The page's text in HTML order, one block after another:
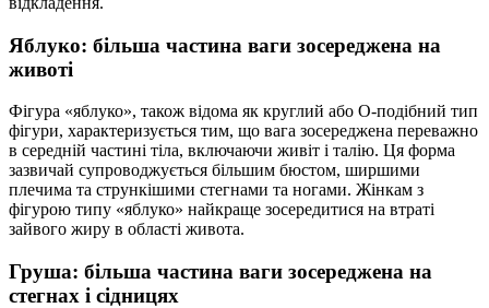
Яблуко: більша частина ваги зосереджена на
животі
Фігура «яблуко», також відома як круглий або О-подібний тип
фігури, характеризується тим, що вага зосереджена переважно
в середній частині тіла, включаючи живіт і талію. Ця форма
зазвичай супроводжується більшим бюстом, ширшими
плечима та стрункішими стегнами та ногами. Жінкам з
фігурою типу «яблуко» найкраще зосередитися на втраті
зайвого жиру в області живота.
Груша: більша частина ваги зосереджена на
стегнах і сідницях